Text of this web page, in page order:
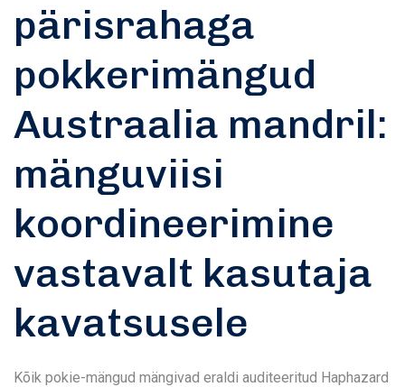
pärisrahaga
pokkerimängud
Austraalia mandril:
mänguviisi
koordineerimine
vastavalt kasutaja
kavatsusele
Kõik pokie-mängud mängivad eraldi auditeeritud Haphazard